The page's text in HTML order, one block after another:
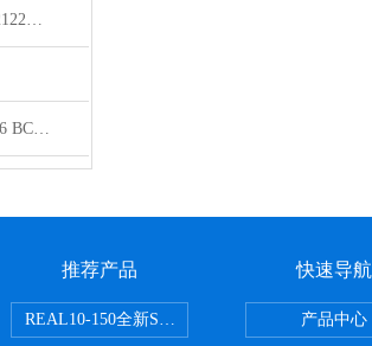
TESCOM减压阀44-1363-2122上海经销
GCE钢瓶减压器FMD32016 BCF6现货
推荐产品
REAL10-150全新SMC正弦无杆缸REA系列,SMC
快速导航
产品中心